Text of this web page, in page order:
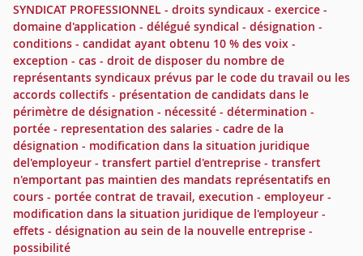
SYNDICAT PROFESSIONNEL - droits syndicaux - exercice -
domaine d'application - délégué syndical - désignation -
conditions - candidat ayant obtenu 10 % des voix -
exception - cas - droit de disposer du nombre de
représentants syndicaux prévus par le code du travail ou les
accords collectifs - présentation de candidats dans le
périmètre de désignation - nécessité - détermination -
portée - representation des salaries - cadre de la
désignation - modification dans la situation juridique
del'employeur - transfert partiel d'entreprise - transfert
n'emportant pas maintien des mandats représentatifs en
cours - portée contrat de travail, execution - employeur -
modification dans la situation juridique de l'employeur -
effets - désignation au sein de la nouvelle entreprise -
possibilité